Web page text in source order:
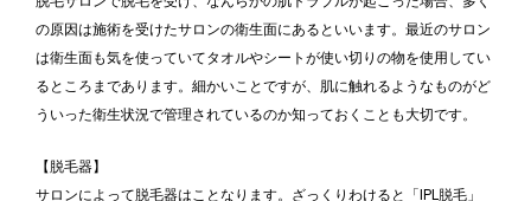
の原因は施術を受けたサロンの衛生面にあるといいます。最近のサロン
は衛生面も気を使っていてタオルやシートが使い切りの物を使用してい
るところまであります。細かいことですが、肌に触れるようなものがど
ういった衛生状況で管理されているのか知っておくことも大切です。
【脱毛器】
サロンによって脱毛器はことなります。ざっくりわけると「IPL脱毛」